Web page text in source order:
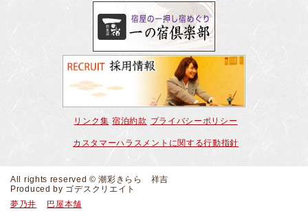
リンク集 宿泊約款 プライバシーポリシー
カスタマーハラスメントに関する行動指針
All rights reserved © 潮彩きらら 祥吉
Produced by ゴデスクリエイト
夢乃井
巴屋本舗